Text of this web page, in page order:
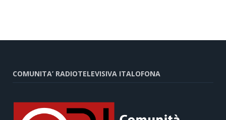
COMUNITA’ RADIOTELEVISIVA ITALOFONA